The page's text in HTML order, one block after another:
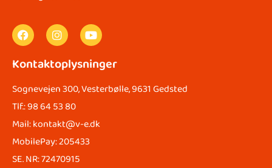
Kontaktoplysninger
Sognevejen 300, Vesterbølle, 9631 Gedsted
Tlf.: 98 64 53 80
Mail: kontakt@v-e.dk
MobilePay: 205433
SE. NR: 72470915